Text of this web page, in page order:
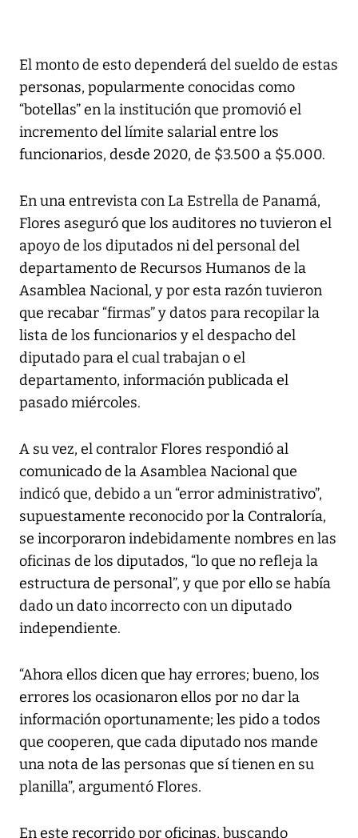
El monto de esto dependerá del sueldo de estas
personas, popularmente conocidas como
“botellas” en la institución que promovió el
incremento del límite salarial entre los
funcionarios, desde 2020, de $3.500 a $5.000.
En una entrevista con La Estrella de Panamá,
Flores aseguró que los auditores no tuvieron el
apoyo de los diputados ni del personal del
departamento de Recursos Humanos de la
Asamblea Nacional, y por esta razón tuvieron
que recabar “firmas” y datos para recopilar la
lista de los funcionarios y el despacho del
diputado para el cual trabajan o el
departamento, información publicada el
pasado miércoles.
A su vez, el contralor Flores respondió al
comunicado de la Asamblea Nacional que
indicó que, debido a un “error administrativo”,
supuestamente reconocido por la Contraloría,
se incorporaron indebidamente nombres en las
oficinas de los diputados, “lo que no refleja la
estructura de personal”, y que por ello se había
dado un dato incorrecto con un diputado
independiente.
“Ahora ellos dicen que hay errores; bueno, los
errores los ocasionaron ellos por no dar la
información oportunamente; les pido a todos
que cooperen, que cada diputado nos mande
una nota de las personas que sí tienen en su
planilla”, argumentó Flores.
En este recorrido por oficinas, buscando